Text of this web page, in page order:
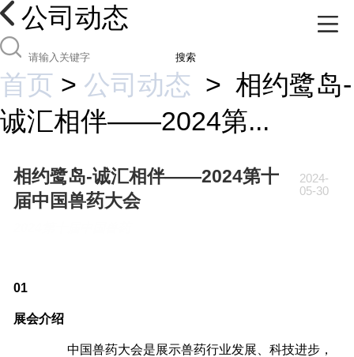
公司动态
搜索
首页 > 公司动态 > 相约鹭岛-
诚汇相伴——2024第...
相约鹭岛-诚汇相伴——2024第十
届中国兽药大会
2024-
05-30
01
展会介绍
中国兽药大会是展示兽药行业发展、科技进步，